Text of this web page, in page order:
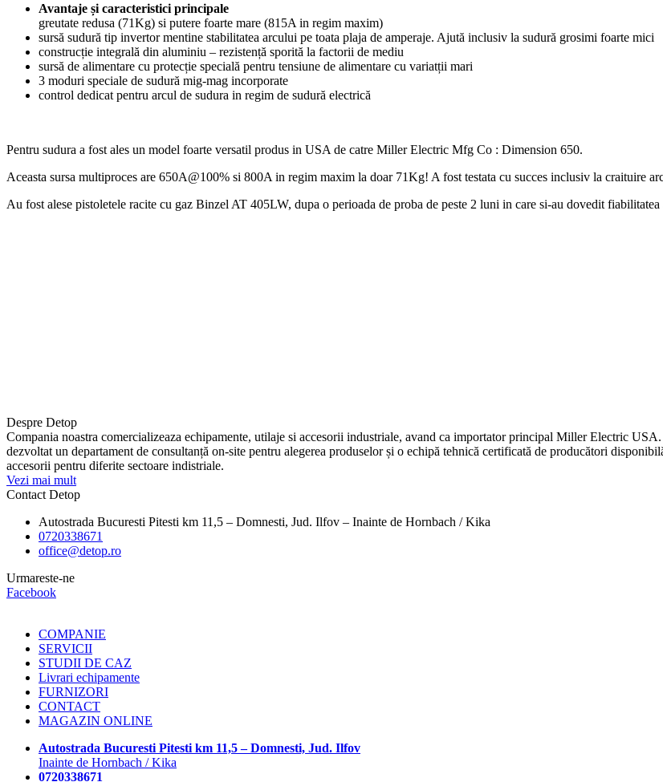
Avantaje și caracteristici principale
greutate redusa (71Kg) si putere foarte mare (815A in regim maxim)
sursă sudură tip invertor mentine stabilitatea arcului pe toata plaja de amperaje. Ajută inclusiv la sudură grosimi foarte mici
construcție integrală din aluminiu – rezistență sporită la factorii de mediu
sursă de alimentare cu protecție specială pentru tensiune de alimentare cu variatții mari
3 moduri speciale de sudură mig-mag incorporate
control dedicat pentru arcul de sudura in regim de sudură electrică
Pentru sudura a fost ales un model foarte versatil produs in USA de catre Miller Electric Mfg Co : Dimension 650.
Aceasta sursa multiproces are 650A@100% si 800A in regim maxim la doar 71Kg! A fost testata cu succes inclusiv la craituire
Au fost alese pistoletele racite cu gaz Binzel AT 405LW, dupa o perioada de proba de peste 2 luni in care si-au dovedit
Despre Detop
Compania noastra comercializeaza echipamente, utilaje si accesorii industriale, avand ca importator principal Miller Electric
dezvoltat un departament de consultanță on-site pentru alegerea produselor și o echipă tehnică certificată de producători
accesorii pentru diferite sectoare indistriale.
Vezi mai mult
Contact Detop
Autostrada Bucuresti Pitesti km 11,5 – Domnesti, Jud. Ilfov – Inainte de Hornbach / Kika
0720338671
office@detop.ro
Urmareste-ne
Facebook
COMPANIE
SERVICII
STUDII DE CAZ
Livrari echipamente
FURNIZORI
CONTACT
MAGAZIN ONLINE
Autostrada Bucuresti Pitesti km 11,5 – Domnesti, Jud. Ilfov
Inainte de Hornbach / Kika
0720338671